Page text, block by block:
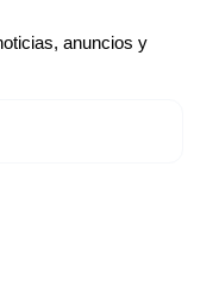
anuncios y